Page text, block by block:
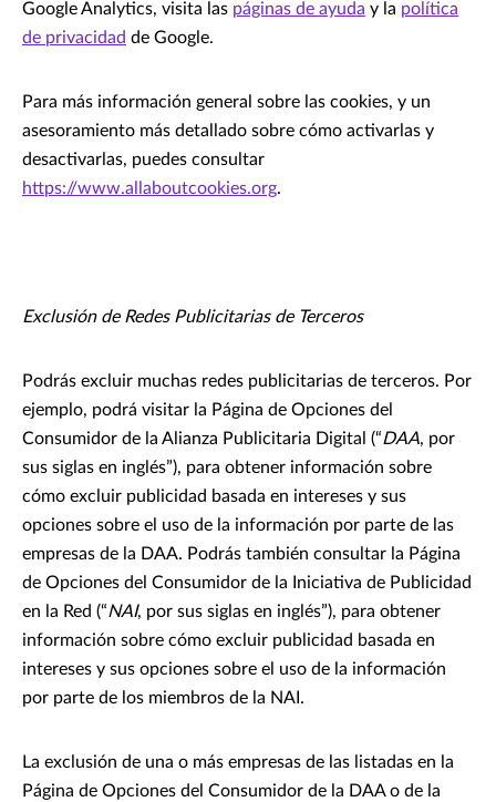
Google Analytics, visita las páginas de ayuda y la política
de privacidad de Google.
Para más información general sobre las cookies, y un
asesoramiento más detallado sobre cómo activarlas y
desactivarlas, puedes consultar
https://www.allaboutcookies.org.
Exclusión de Redes Publicitarias de Terceros
Podrás excluir muchas redes publicitarias de terceros. Por
ejemplo, podrá visitar la Página de Opciones del
Consumidor de la Alianza Publicitaria Digital (“DAA, por
sus siglas en inglés”), para obtener información sobre
cómo excluir publicidad basada en intereses y sus
opciones sobre el uso de la información por parte de las
empresas de la DAA. Podrás también consultar la Página
de Opciones del Consumidor de la Iniciativa de Publicidad
en la Red (“NAI, por sus siglas en inglés”), para obtener
información sobre cómo excluir publicidad basada en
intereses y sus opciones sobre el uso de la información
por parte de los miembros de la NAI.
La exclusión de una o más empresas de las listadas en la
Página de Opciones del Consumidor de la DAA o de la